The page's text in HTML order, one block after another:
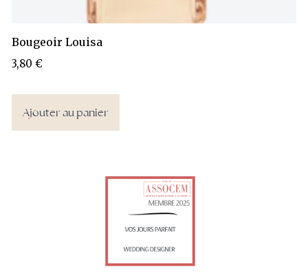
Bougeoir Louisa
3,80€
Ajouter au panier